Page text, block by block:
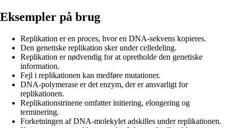
Eksempler på brug
Replikation er en proces, hvor en DNA-sekvens kopieres.
Den genetiske replikation sker under celledeling.
Replikation er nødvendig for at opretholde den genetiske
information.
Fejl i replikationen kan medføre mutationer.
DNA-polymerase er det enzym, der er ansvarligt for
replikationen.
Replikationstrinene omfatter initiering, elongering og
terminering.
Forketningen af DNA-molekylet adskilles under replikationen.